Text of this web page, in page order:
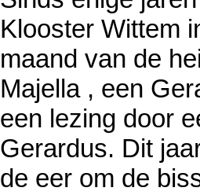
Klooster Wittem
maand van de
Majella , een
een lezing door
Gerardus. Dit
de eer om de